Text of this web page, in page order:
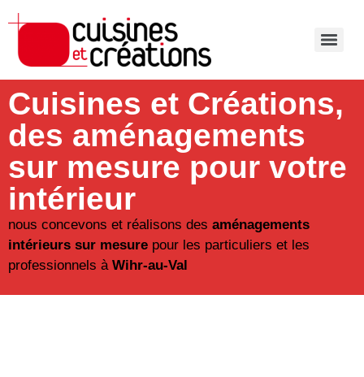
Cuisines et Créations,
des aménagements
sur mesure pour votre
intérieur
nous concevons et réalisons des aménagements
intérieurs sur mesure pour les particuliers et les
professionnels à Wihr-au-Val